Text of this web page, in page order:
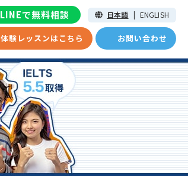
体験レッスンはこちら お問い合わせ
LINEで無料相談 日本語 | ENGLISH